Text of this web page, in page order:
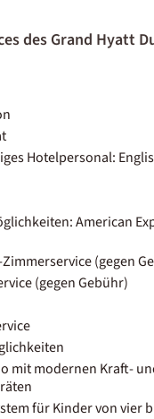
des Grand Hyatt
Hotelpersonal:
American
(gegen
(gegen Gebühr)
mit modernen Kraft-
für Kinder von vier